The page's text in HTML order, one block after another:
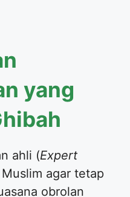
yang
ahli (Expert
agar tetap
obrolan